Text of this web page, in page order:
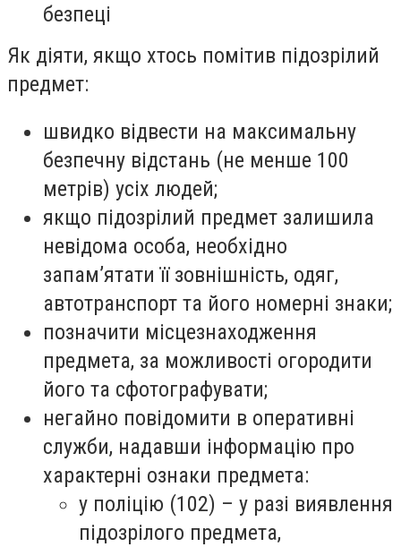
безпеці
Як діяти, якщо хтось помітив підозрілий
предмет:
швидко відвести на максимальну
безпечну відстань (не менше 100
метрів) усіх людей;
якщо підозрілий предмет залишила
невідома особа, необхідно
запам’ятати її зовнішність, одяг,
автотранспорт та його номерні знаки;
позначити місцезнаходження
предмета, за можливості огородити
його та сфотографувати;
негайно повідомити в оперативні
служби, надавши інформацію про
характерні ознаки предмета:
у поліцію (102) – у разі виявлення
підозрілого предмета,